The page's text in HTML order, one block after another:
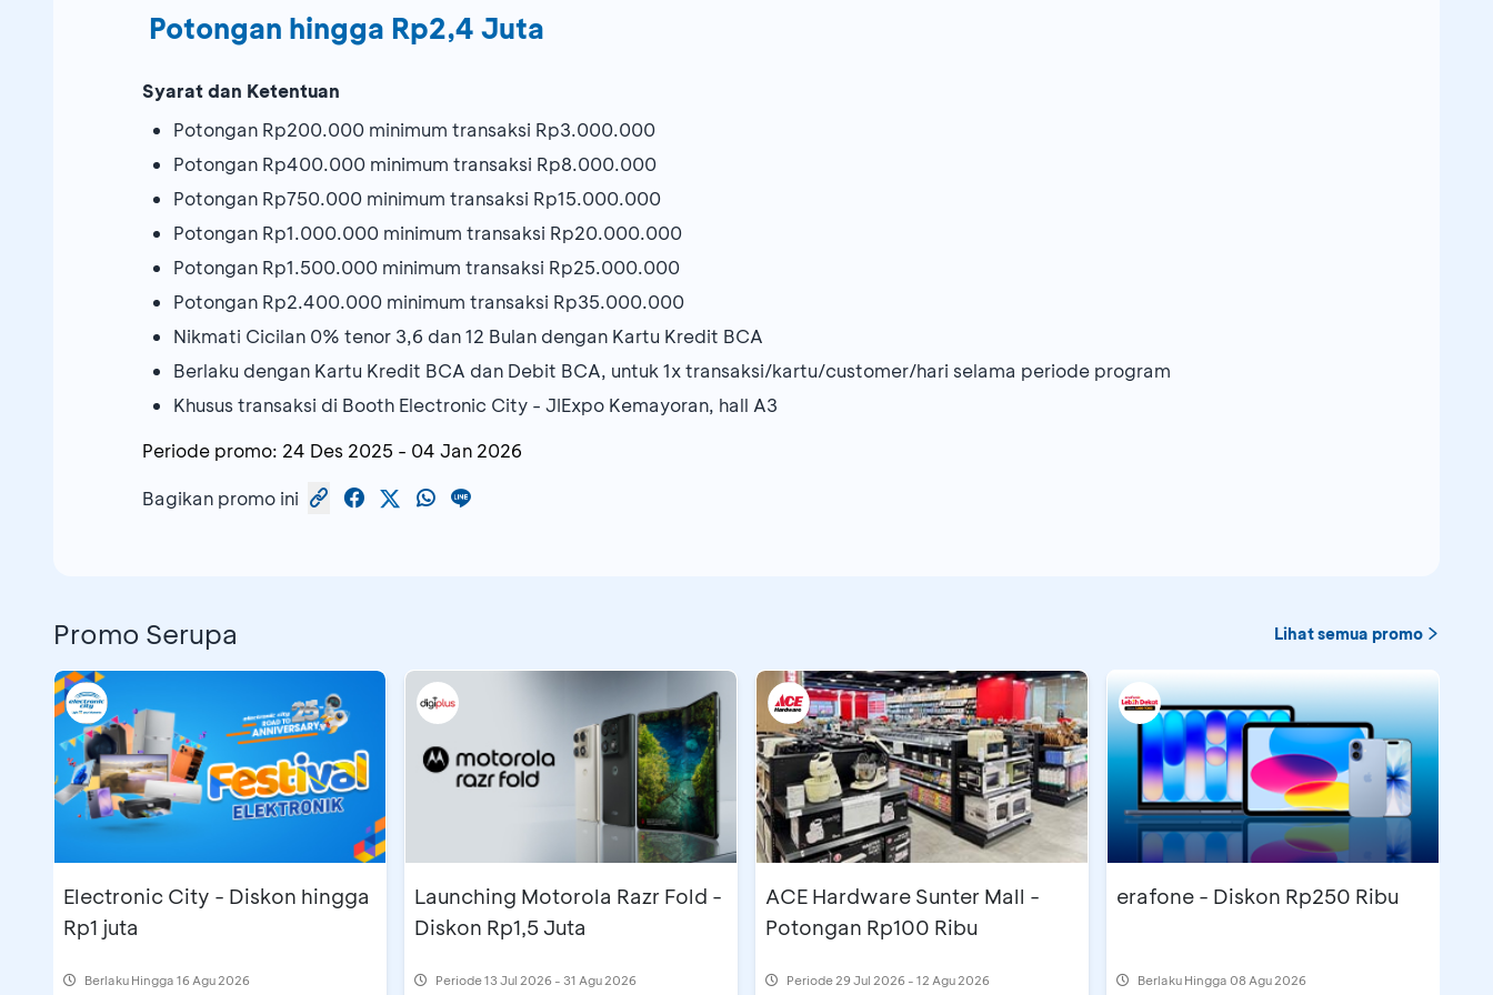
Potongan hingga Rp2,4 Juta
Syarat dan Ketentuan
Potongan Rp200.000 minimum transaksi Rp3.000.000
Potongan Rp400.000 minimum transaksi Rp8.000.000
Potongan Rp750.000 minimum transaksi Rp15.000.000
Potongan Rp1.000.000 minimum transaksi Rp20.000.000
Potongan Rp1.500.000 minimum transaksi Rp25.000.000
Potongan Rp2.400.000 minimum transaksi Rp35.000.000
Nikmati Cicilan 0% tenor 3,6 dan 12 Bulan dengan Kartu Kredit BCA
Berlaku dengan Kartu Kredit BCA dan Debit BCA, untuk 1x transaksi/kartu/customer/hari selama periode program
Khusus transaksi di Booth Electronic City - JIExpo Kemayoran, hall A3
Periode promo: 24 Des 2025 - 04 Jan 2026
Bagikan promo ini
Promo Serupa Lihat semua promo
Electronic City - Diskon hingga
Rp1 juta
Berlaku Hingga 16 Agu 2026
Launching Motorola Razr Fold -
Diskon Rp1,5 Juta
Periode13 Jul 2026 - 31 Agu 2026
ACE Hardware Sunter Mall -
Potongan Rp100 Ribu
Periode29 Jul 2026 - 12 Agu 2026
erafone - Diskon Rp250 Ribu
Berlaku Hingga 08 Agu 2026